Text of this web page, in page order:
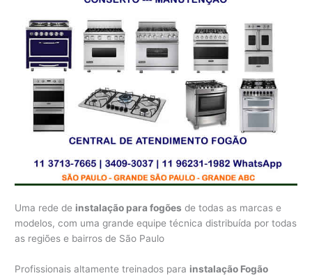
Uma rede de instalação para fogões de todas as marcas e
modelos, com uma grande equipe técnica distribuída por todas
as regiões e bairros de São Paulo
Profissionais altamente treinados para instalação Fogão